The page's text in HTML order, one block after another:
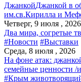
ДжанкойДжанкой в
им.св.Кирилла и
Четверг, 9 июля , 2026
Два мира, согретые
#Новости #Выставки
Среда, 8 июля , 2026
На фоне атак:
семейные ценности /
#Крым